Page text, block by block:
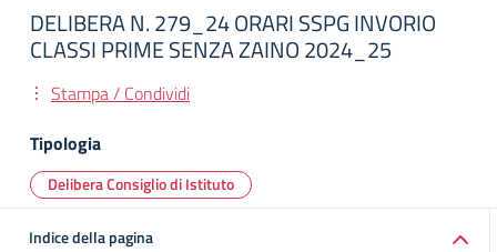
DELIBERA N. 279_24 ORARI SSPG INVORIO
CLASSI PRIME SENZA ZAINO 2024_25
Stampa / Condividi
Tipologia
Delibera Consiglio di Istituto
Indice della pagina